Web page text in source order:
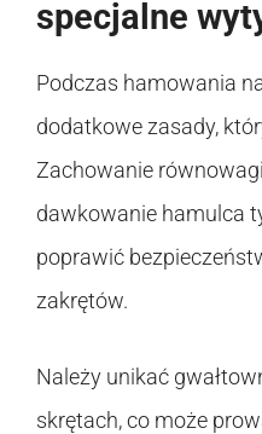
specjalne
Podczas hamowania
dodatkowe zasady,
Zachowanie
dawkowanie hamulca
poprawić
zakrętów.
Należy unikać
skrętach, co może